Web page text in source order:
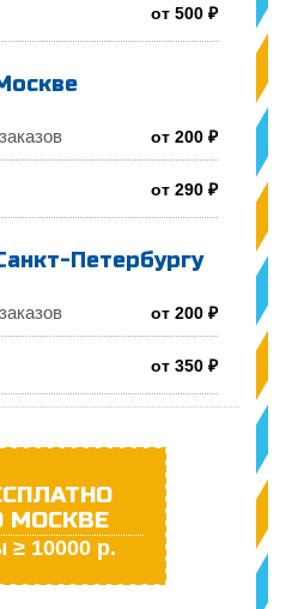
от 500 ₽
от 200 ₽
от 290 ₽
Петербургу
от 200 ₽
от 350 ₽
МОСКВЕ
≥ 10000 р.